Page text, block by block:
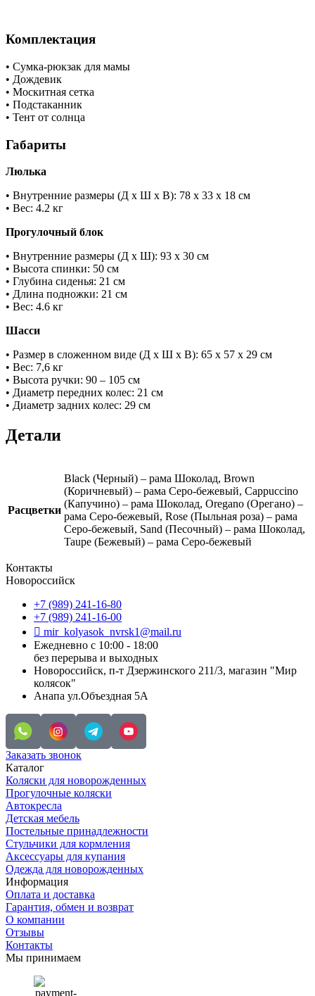
Комплектация
• Сумка-рюкзак для мамы
• Дождевик
• Москитная сетка
• Подстаканник
• Тент от солнца
Габариты
Люлька
• Внутренние размеры (Д х Ш х В): 78 х 33 х 18 см
• Вес: 4.2 кг
Прогулочный блок
• Внутренние размеры (Д х Ш): 93 х 30 см
• Высота спинки: 50 см
• Глубина сиденья: 21 см
• Длина подножки: 21 см
• Вес: 4.6 кг
Шасси
• Размер в сложенном виде (Д х Ш х В): 65 x 57 x 29 см
• Вес: 7,6 кг
• Высота ручки: 90 – 105 см
• Диаметр передних колес: 21 см
• Диаметр задних колес: 29 см
Детали
Расцветки
Black (Черный) – рама Шоколад, Brown
(Коричневый) – рама Серо-бежевый, Cappuccino
(Капучино) – рама Шоколад, Oregano (Орегано) –
рама Серо-бежевый, Rose (Пыльная роза) – рама
Серо-бежевый, Sand (Песочный) – рама Шоколад,
Taupe (Бежевый) – рама Серо-бежевый
Контакты
Новороссийск
+7 (989) 241-16-80
+7 (989) 241-16-00
mir_kolyasok_nvrsk1@mail.ru
Ежедневно с 10:00 - 18:00
без перерыва и выходных
Новороссийск, п-т Дзержинского 211/3, магазин "Мир
колясок"
Анапа ул.Объездная 5А
Заказать звонок
Каталог
Коляски для новорожденных
Прогулочные коляски
Автокресла
Детская мебель
Постельные принадлежности
Стульчики для кормления
Аксессуары для купания
Одежда для новорожденных
Информация
Оплата и доставка
Гарантия, обмен и возврат
О компании
Отзывы
Контакты
Мы принимаем